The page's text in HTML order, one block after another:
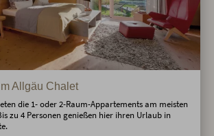
Allgäu Chalet
die 1- oder 2-Raum-Appartements am meisten
zu 4 Personen genießen hier ihren Urlaub in